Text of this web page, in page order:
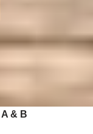
& B